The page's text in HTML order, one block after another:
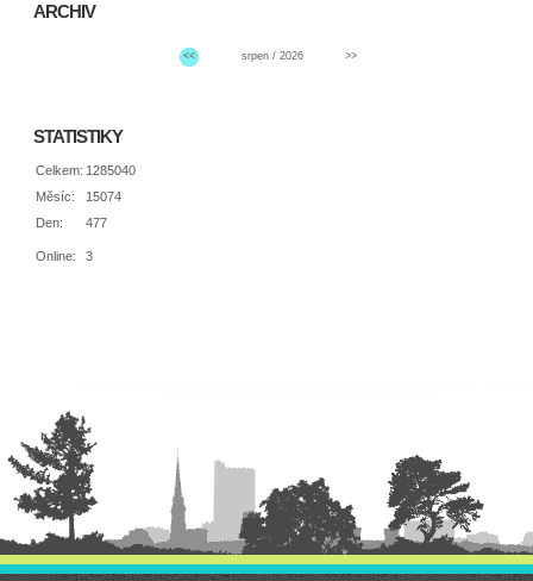
ARCHIV
<< srpen / 2026 >>
STATISTIKY
Online: 3
Celkem: 1285040
Měsíc:
15074
Den:
477